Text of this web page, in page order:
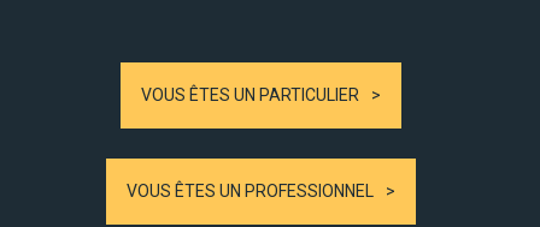
VOUS ÊTES UN PARTICULIER
VOUS ÊTES UN PROFESSIONNEL